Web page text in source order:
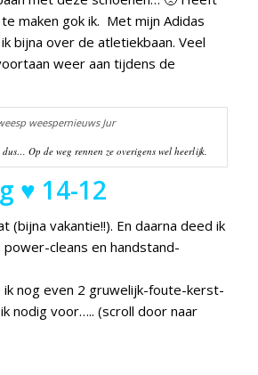
maken gok ik. Met mijn Adidas
ik bijna over de atletiekbaan. Veel
weer aan tijdens de
dus… Op de weg rennen ze overigens wel heerlijk.
♥ 14-12
(bijna vakantie!!). En daarna deed ik
cleans en handstand-
ik nog even 2 gruwelijk-foute-kerst-
nodig voor….. (scroll door naar